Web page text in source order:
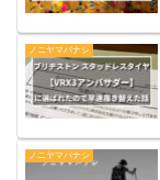
ノニヤマバナシ
ノニヤマバナシ